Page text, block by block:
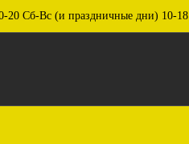
20 Сб-Вс (и праздничные дни) 10-18